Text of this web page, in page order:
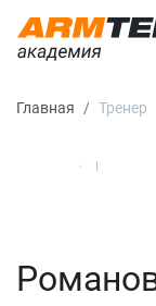
Главная Тренер